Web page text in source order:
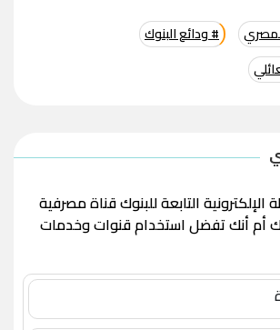
# ودائع البنوك
التابعة للبنوك قناة مصرفية
أم أنك تفضل استخدام قنوات وخدمات